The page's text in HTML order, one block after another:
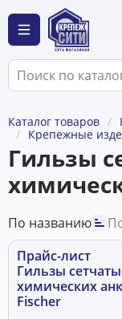
Каталог товаров
Крепежные
Гильзы
По названию
Прайс-лист
Гильзы
химических
Fischer